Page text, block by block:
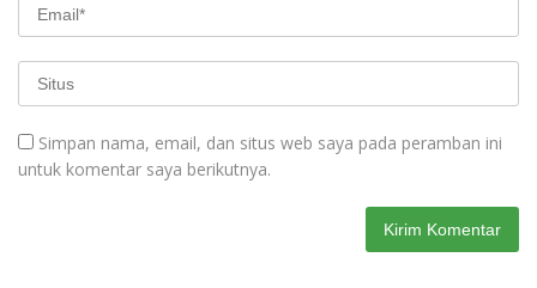
Simpan nama, email, dan situs web saya pada peramban ini
untuk komentar saya berikutnya.